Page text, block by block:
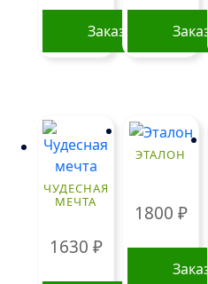
Заказать
ЧУДЕСНАЯ
МЕЧТА
1630 ₽
ЭТАЛОН
1800 ₽